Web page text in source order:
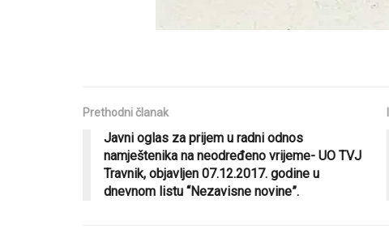
Prethodni članak
Javni oglas za prijem u radni odnos
namještenika na neodređeno vrijeme- UO TVJ
Travnik, objavljen 07.12.2017. godine u
dnevnom listu “Nezavisne novine”.